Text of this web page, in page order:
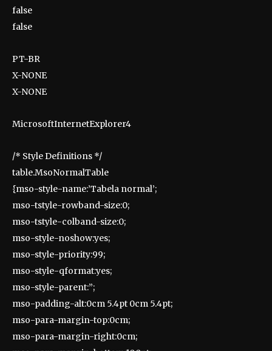
false
false
PT-BR
X-NONE
X-NONE
MicrosoftInternetExplorer4
/* Style Definitions */
table.MsoNormalTable
{mso-style-name:’Tabela normal’;
mso-tstyle-rowband-size:0;
mso-tstyle-colband-size:0;
mso-style-noshow:yes;
mso-style-priority:99;
mso-style-qformat:yes;
mso-style-parent:”;
mso-padding-alt:0cm 5.4pt 0cm 5.4pt;
mso-para-margin-top:0cm;
mso-para-margin-right:0cm;